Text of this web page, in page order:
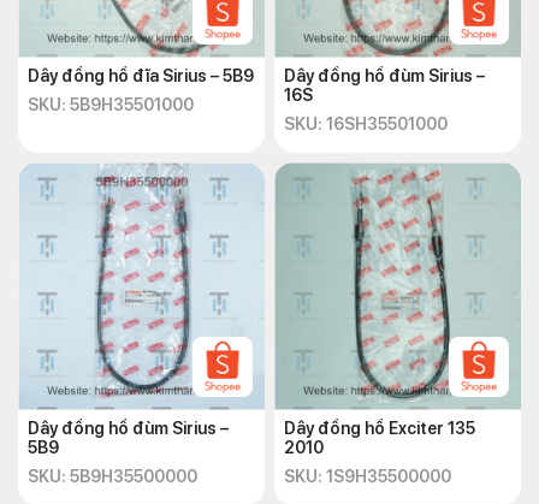
Dây đồng hồ đĩa Sirius – 5B9
SKU: 5B9H35501000
Dây đồng hồ đùm Sirius –
16S
SKU: 16SH35501000
Dây đồng hồ đùm Sirius –
5B9
SKU: 5B9H35500000
Dây đồng hồ Exciter 135
2010
SKU: 1S9H35500000